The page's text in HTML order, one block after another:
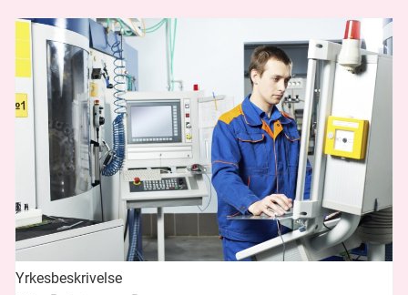
Yrkesbeskrivelse